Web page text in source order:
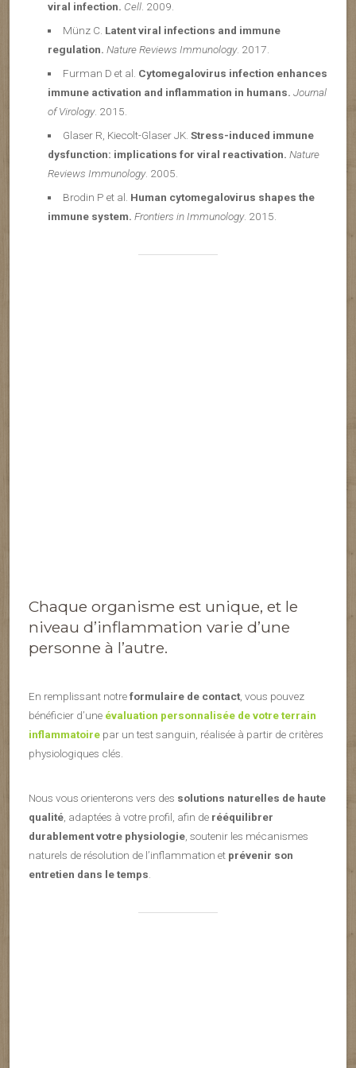
viral infection. Cell . 2009.
Münz C. Latent viral infections and immune
regulation. Nature Reviews Immunology. 2017.
Furman D et al. Cytomegalovirus infection enhances
immune activation and inflammation in humans. Journal
of Virology. 2015.
Glaser R, Kiecolt-Glaser JK. Stress-induced immune
dysfunction: implications for viral reactivation. Nature
Reviews Immunology. 2005.
Brodin P et al. Human cytomegalovirus shapes the
immune system. Frontiers in Immunology. 2015.
Chaque organisme est unique, et le
niveau d’inflammation varie d’une
personne à l’autre.
En remplissant notreformulaire de contact, vous pouvez
bénéficier d’une évaluation personnalisée de votre terrain
inflammatoire par un test sanguin, réalisée à partir de critères
physiologiques clés.
Nous vous orienterons vers des solutions naturelles de haute
qualité, adaptées à votre profil, afin de rééquilibrer
durablement votre physiologie, soutenir les mécanismes
naturels de résolution de l’inflammation et prévenir son
entretien dans le temps.